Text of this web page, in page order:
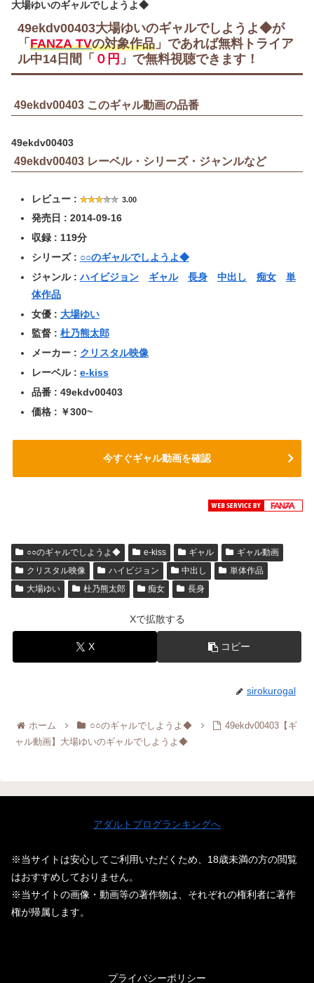
大場ゆいのギャルでしようよ◆
49ekdv00403大場ゆいのギャルでしようよ◆が
「 FANZA TVの対象作品 」であれば無料トライア
ル中14日間 「 ０円 」で無料視聴できます！
49ekdv00403 このギャル動画の品番
49ekdv00403
49ekdv00403 レーベル・シリーズ・ジャンルなど
レビュー : 3.00
発売日 : 2014-09-16
収録 : 119分
シリーズ : ○○のギャルでしようよ◆
ジャンル :ハイビジョン ギャル 長身 中出し 痴女
単
体作品
女優 : 大場ゆい
監督 : 杜乃熊太郎
メーカー : クリスタル映像
レーベル : e-kiss
品番 : 49ekdv00403
価格 : ￥300~
今すぐギャル動画を確認
○○のギャルでしようよ◆ e-kiss ギャル
ギャル動画
クリスタル映像
ハイビジョン 中出し
単体作品
大場ゆい
杜乃熊太郎 痴女 長身
Xで拡散する
X コピー
sirokurogal
ホーム ○○のギャルでしようよ◆
49ekdv00403【ギ
ャル動画】大場ゆいのギャルでしようよ◆
アダルトブログランキングへ
※当サイトは安心してご利用いただくため、18歳未満の方の閲覧
はおすすめしておりません。
※当サイトの画像・動画等の著作物は、それぞれの権利者に著作
権が帰属します。
プライバシーポリシー